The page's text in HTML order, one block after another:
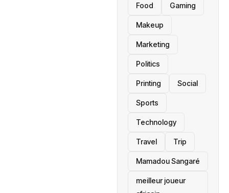
Food Gaming
Makeup
Marketing
Politics
Printing Social
Sports
Technology
Travel Trip
Mamadou Sangaré
meilleur joueur